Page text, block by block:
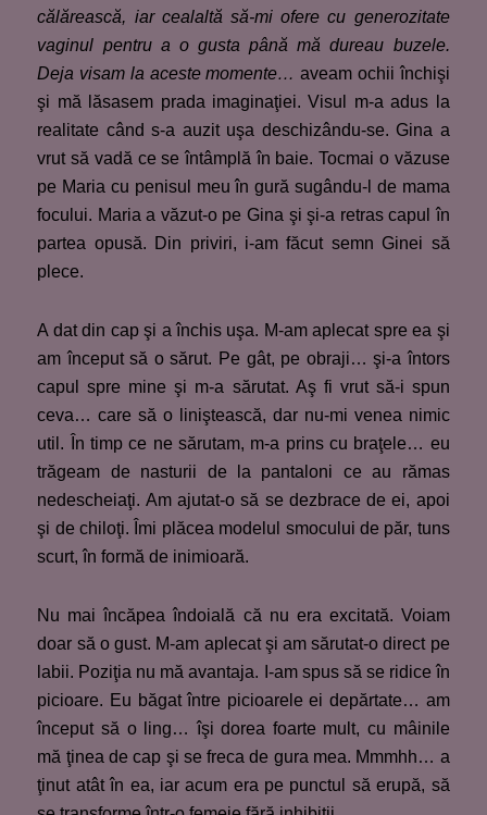
călărească, iar cealaltă să-mi ofere cu generozitate
vaginul pentru a o gusta până mă dureau buzele.
Deja visam la aceste momente… aveam ochii închişi
şi mă lăsasem prada imaginaţiei. Visul m-a adus la
realitate când s-a auzit uşa deschizându-se. Gina a
vrut să vadă ce se întâmplă în baie. Tocmai o văzuse
pe Maria cu penisul meu în gură sugându-l de mama
focului. Maria a văzut-o pe Gina şi şi-a retras capul în
partea opusă. Din priviri, i-am făcut semn Ginei să
plece.
A dat din cap şi a închis uşa. M-am aplecat spre ea şi
am început să o sărut. Pe gât, pe obraji… şi-a întors
capul spre mine şi m-a sărutat. Aş fi vrut să-i spun
ceva… care să o liniştească, dar nu-mi venea nimic
util. În timp ce ne sărutam, m-a prins cu braţele… eu
trăgeam de nasturii de la pantaloni ce au rămas
nedescheiaţi. Am ajutat-o să se dezbrace de ei, apoi
şi de chiloţi. Îmi plăcea modelul smocului de păr, tuns
scurt, în formă de inimioară.
Nu mai încăpea îndoială că nu era excitată. Voiam
doar să o gust. M-am aplecat şi am sărutat-o direct pe
labii. Poziţia nu mă avantaja. I-am spus să se ridice în
picioare. Eu băgat între picioarele ei depărtate… am
început să o ling… îşi dorea foarte mult, cu mâinile
mă ţinea de cap şi se freca de gura mea. Mmmhh… a
ţinut atât în ea, iar acum era pe punctul să erupă, să